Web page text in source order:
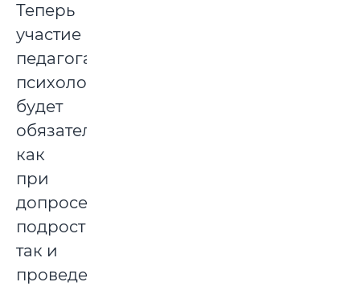
Теперь
участие
педагога,
психолога
будет
обязательно
как
при
допросе
подростков,
так и
проведении